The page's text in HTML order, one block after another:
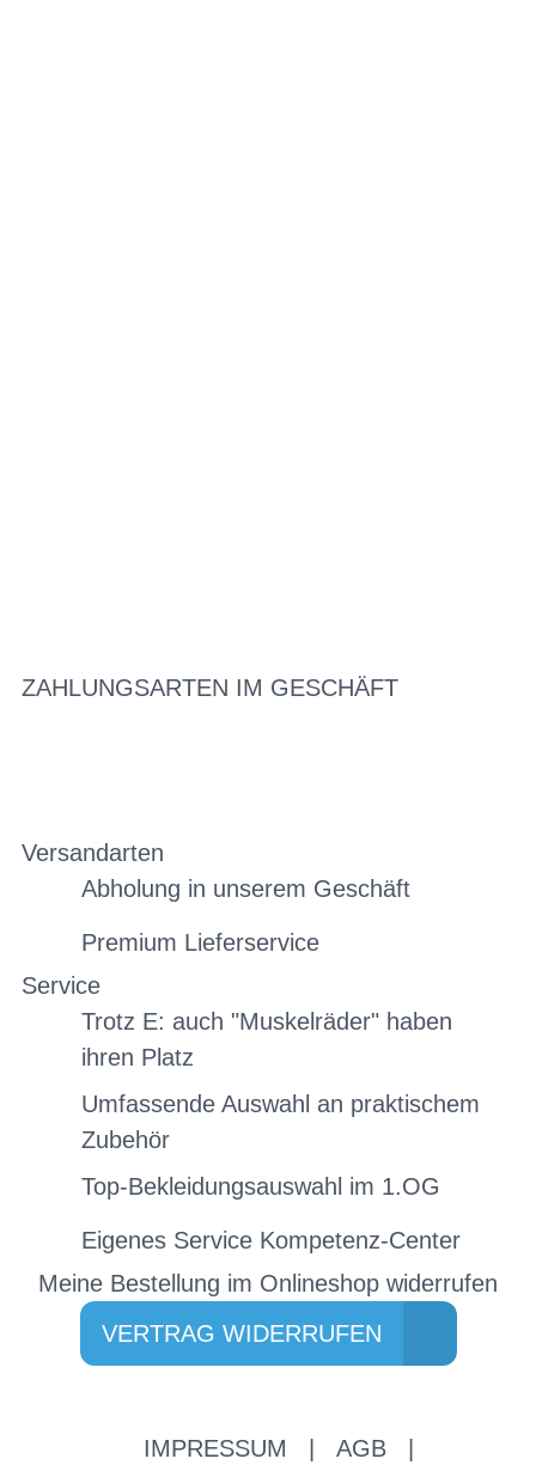
ZAHLUNGSARTEN IM GESCHÄFT
Versandarten
Abholung in unserem Geschäft
Premium Lieferservice
Service
Trotz E: auch "Muskelräder" haben
ihren Platz
Umfassende Auswahl an praktischem
Zubehör
Top-Bekleidungsauswahl im 1.OG
Eigenes Service Kompetenz-Center
Meine Bestellung im Onlineshop widerrufen
VERTRAG WIDERRUFEN
IMPRESSUM AGB